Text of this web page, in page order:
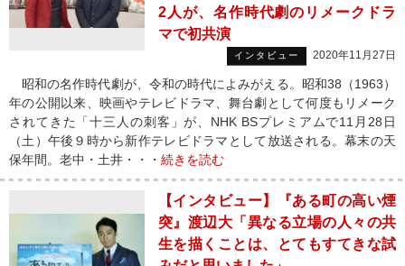
2人が、名作時代劇のリメークドラ
マで初共演
インタビュー 2020年11月27日
昭和の名作時代劇が、令和の時代によみがえる。昭和38（1963）
年の公開以来、映画やテレビドラマ、舞台劇として何度もリメーク
されてきた「十三人の刺客」が、NHK BSプレミアムで11月28日
（土）午後９時から新作テレビドラマとして放送される。幕末の天
保年間。老中・土井・・・ 続きを読む
【インタビュー】『ある町の高い煙
突』渡辺大「異なる立場の人々の共
生を描くことは、とてもすてきな試